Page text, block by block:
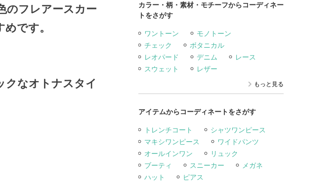
のフレアースカー
です。
クなオトナスタイ
カラー・柄・素材・モチーフからコーディネー
トをさがす
ワントーン
モノトーン
チェック
ボタニカル
レオパード
デニム
レース
スウェット
レザー
もっと見る
アイテムからコーディネートをさがす
トレンチコート
シャツワンピース
マキシワンピース
ワイドパンツ
オールインワン
リュック
ブーティ
スニーカー
メガネ
ハット
ピアス